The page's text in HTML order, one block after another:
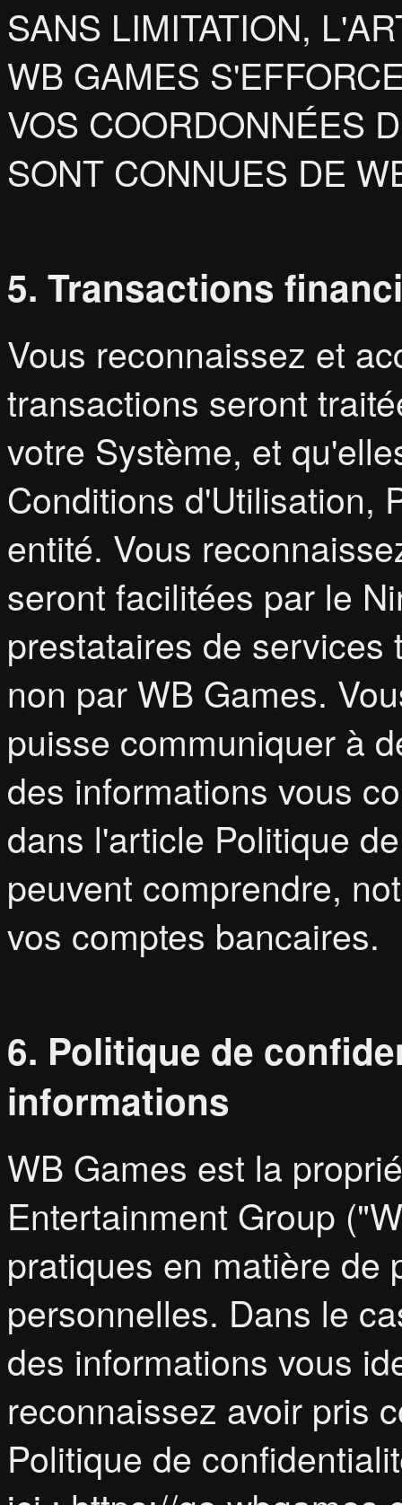
SANS LIMITATION,
WB GAMES
VOS COORDONNÉES
SONT CONNUES DE
5. Transactions
Vous reconnaissez et
transactions seront
votre Système, et
Conditions d'Utilisation,
entité. Vous
seront facilitées par le
prestataires de
non par WB Games.
puisse communiquer à
des informations vous
dans l'article Politique
peuvent comprendre,
vos comptes bancaires.
6. Politique de
informations
WB Games est la
Entertainment Group
pratiques en matière de
personnelles. Dans le
des informations vous
reconnaissez avoir pris
Politique de